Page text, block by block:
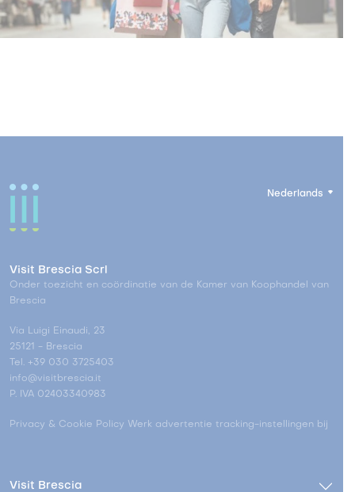
Nederlands
Visit Brescia Scrl
Onder toezicht en coördinatie van de Kamer van Koophandel van
Brescia
Via Luigi Einaudi, 23
25121 - Brescia
Tel. +39 030 3725403
info@visitbrescia.it
P. IVA 02403340983
Privacy & Cookie Policy Werk advertentie tracking-instellingen bij
Visit Brescia